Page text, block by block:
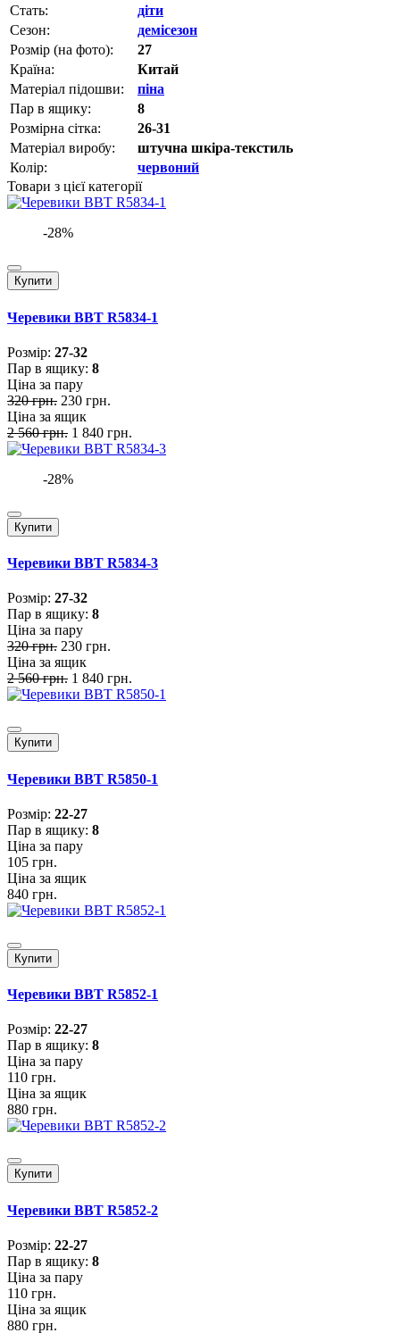
Стать:
діти
Сезон:
демісезон
Розмір (на фото):
27
Країна:
Китай
Матеріал підошви:
піна
Пар в ящику:
8
Розмірна сітка:
26-31
Матеріал виробу:
штучна шкіра-текстиль
Колір:
червоний
Товари з цієї категорії
-28%
Купити
Черевики BBT R5834-1
Розмiр: 27-32
Пар в ящику: 8
Ціна за пару
320 грн. 230 грн.
Ціна за ящик
2 560 грн. 1 840 грн.
-28%
Купити
Черевики BBT R5834-3
Розмiр: 27-32
Пар в ящику: 8
Ціна за пару
320 грн. 230 грн.
Ціна за ящик
2 560 грн. 1 840 грн.
Купити
Черевики BBT R5850-1
Розмiр: 22-27
Пар в ящику: 8
Ціна за пару
105 грн.
Ціна за ящик
840 грн.
Купити
Черевики BBT R5852-1
Розмiр: 22-27
Пар в ящику: 8
Ціна за пару
110 грн.
Ціна за ящик
880 грн.
Купити
Черевики BBT R5852-2
Розмiр: 22-27
Пар в ящику: 8
Ціна за пару
110 грн.
Ціна за ящик
880 грн.